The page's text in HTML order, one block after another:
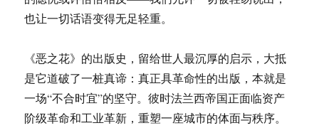
也让一切话语变得无足轻重。
《恶之花》的出版史，留给世人最沉厚的启示，大抵
是它道破了一桩真谛：真正具革命性的出版，本就是
一场“不合时宜”的坚守。彼时法兰西帝国正面临资产
阶级革命和工业革新，重塑一座城市的体面与秩序。